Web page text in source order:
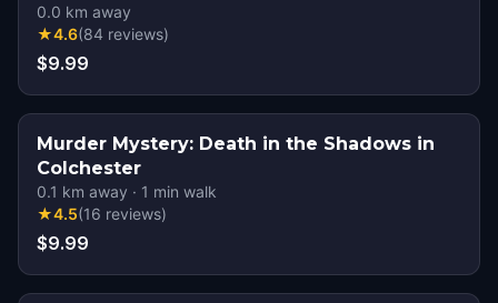
Escape Game
0.0 km away
★4.6(84 reviews)
$9.99
Murder Mystery: Death in the Shadows in
Colchester
0.1 km away · 1 min walk
★4.5(16 reviews)
$9.99